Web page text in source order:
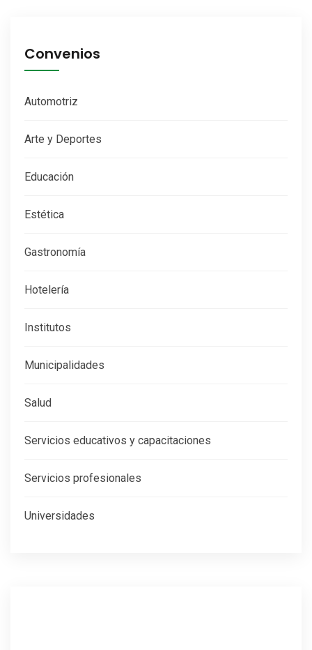
Convenios
Automotriz
Arte y Deportes
Educación
Estética
Gastronomía
Hotelería
Institutos
Municipalidades
Salud
Servicios educativos y capacitaciones
Servicios profesionales
Universidades